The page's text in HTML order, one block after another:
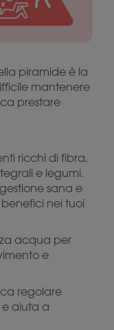
piramide è la
mantenere
prestare
ricchi di fibra,
e legumi.
sana e
nei tuoi
acqua per
e
regolare
e aiuta a